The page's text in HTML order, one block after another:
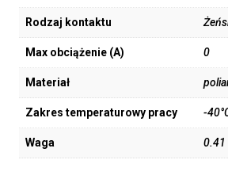
Rodzaj kontaktu
Max obciążenie (A) 0
Materiał
Zakres temperaturowy pracy -
Waga 0.41